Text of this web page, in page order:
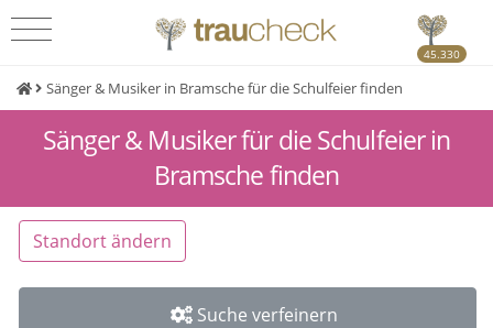
45.330
Sänger & Musiker in Bramsche für die Schulfeier finden
Sänger & Musiker für die Schulfeier in
Bramsche finden
Standort ändern
Suche verfeinern